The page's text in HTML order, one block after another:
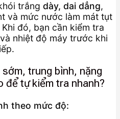
trắng dày, dai dẳng,
và mức nước làm mát tụt
đó, bạn cần kiểm tra
nhiệt độ máy trước khi
trung bình, nặng
để tự kiểm tra nhanh?
theo mức độ: